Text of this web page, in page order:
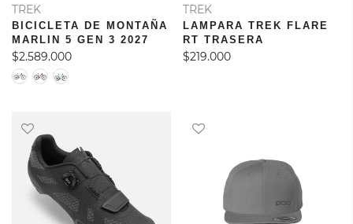
TREK
BICICLETA DE MONTAÑA
MARLIN 5 GEN 3 2027
$2.589.000
TREK
LAMPARA TREK FLARE
RT TRASERA
$219.000